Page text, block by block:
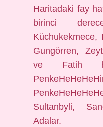
Haritadaki fay
birinci
Küchukekmece,
Gungörren,
ve Fatih
Sultanbyli,
Adalar.